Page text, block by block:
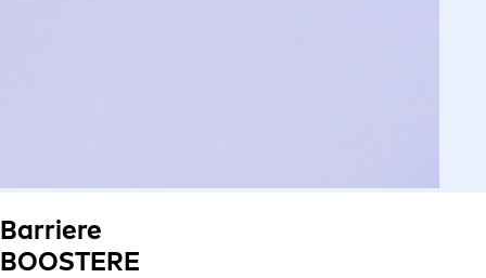
Barriere
BOOSTERE